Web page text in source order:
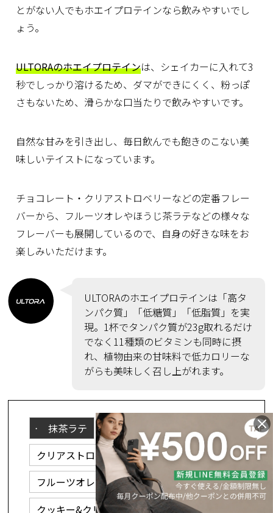
とがない人でもホエイプロテインなら飲みやすいでし
ょう。
ULTORAのホエイプロテインは、シェイカーに入れて3
秒でしっかり溶けるため、ダマができにくく、粉っぽ
さもないため、滑らかな口当たりで飲みやすいです。
自然な甘みを引き出し、毎日飲んでも飽きのこない美
味しいテイストになっています。
チョコレート・クリアストロベリーなどの定番フレー
バーから、フルーツオレやほうじ茶ラテなどの様々な
フレーバーも展開しているので、自身の好きな味をお
楽しみいただけます。
ULTORAのホエイプロテインは「高タ
ンパク質」「低糖質」「低脂質」を実
現。1杯でタンパク質が23g取れるだけ
でなく11種類のビタミンも同時に摂
れ、植物由来の甘味料で低カロリーな
がらも美味しく召し上がれます。
抹茶ラテ
チョコレート
クリアストロベリー
黒ゴマきな粉
フルーツオレ
ココナッツチョコレート
クッキー&クリーム
ヨーグルト